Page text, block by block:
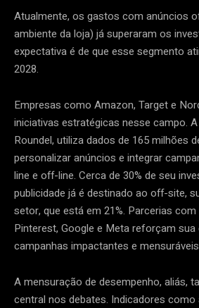
Atualmente, os gastos com anúncios
ambiente da loja) já superaram os
expectativa é de que esse segmento
2028.
Empresas como Amazon, Target e
iniciativas estratégicas nesse campo.
Roundel, utiliza dados de 165 milhões
personalizar anúncios e integrar
line e off-line. Cerca de 30% de seu
publicidade já é destinado ao off-site,
setor, que está em 21%. Parcerias
Pinterest, Google e Meta reforçam sua
campanhas impactantes e
A mensuração de desempenho, aliás,
central nos debates. Indicadores como